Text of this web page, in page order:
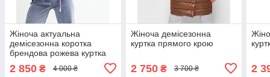
Жіноча актуальна
демісезонна коротка
брендова рожева куртка
оверсайз, вільного крою
2 850 ₴ 4 000 ₴
Жіноча демісезонна
куртка прямого крою
2 750₴ 3 700 ₴ 2